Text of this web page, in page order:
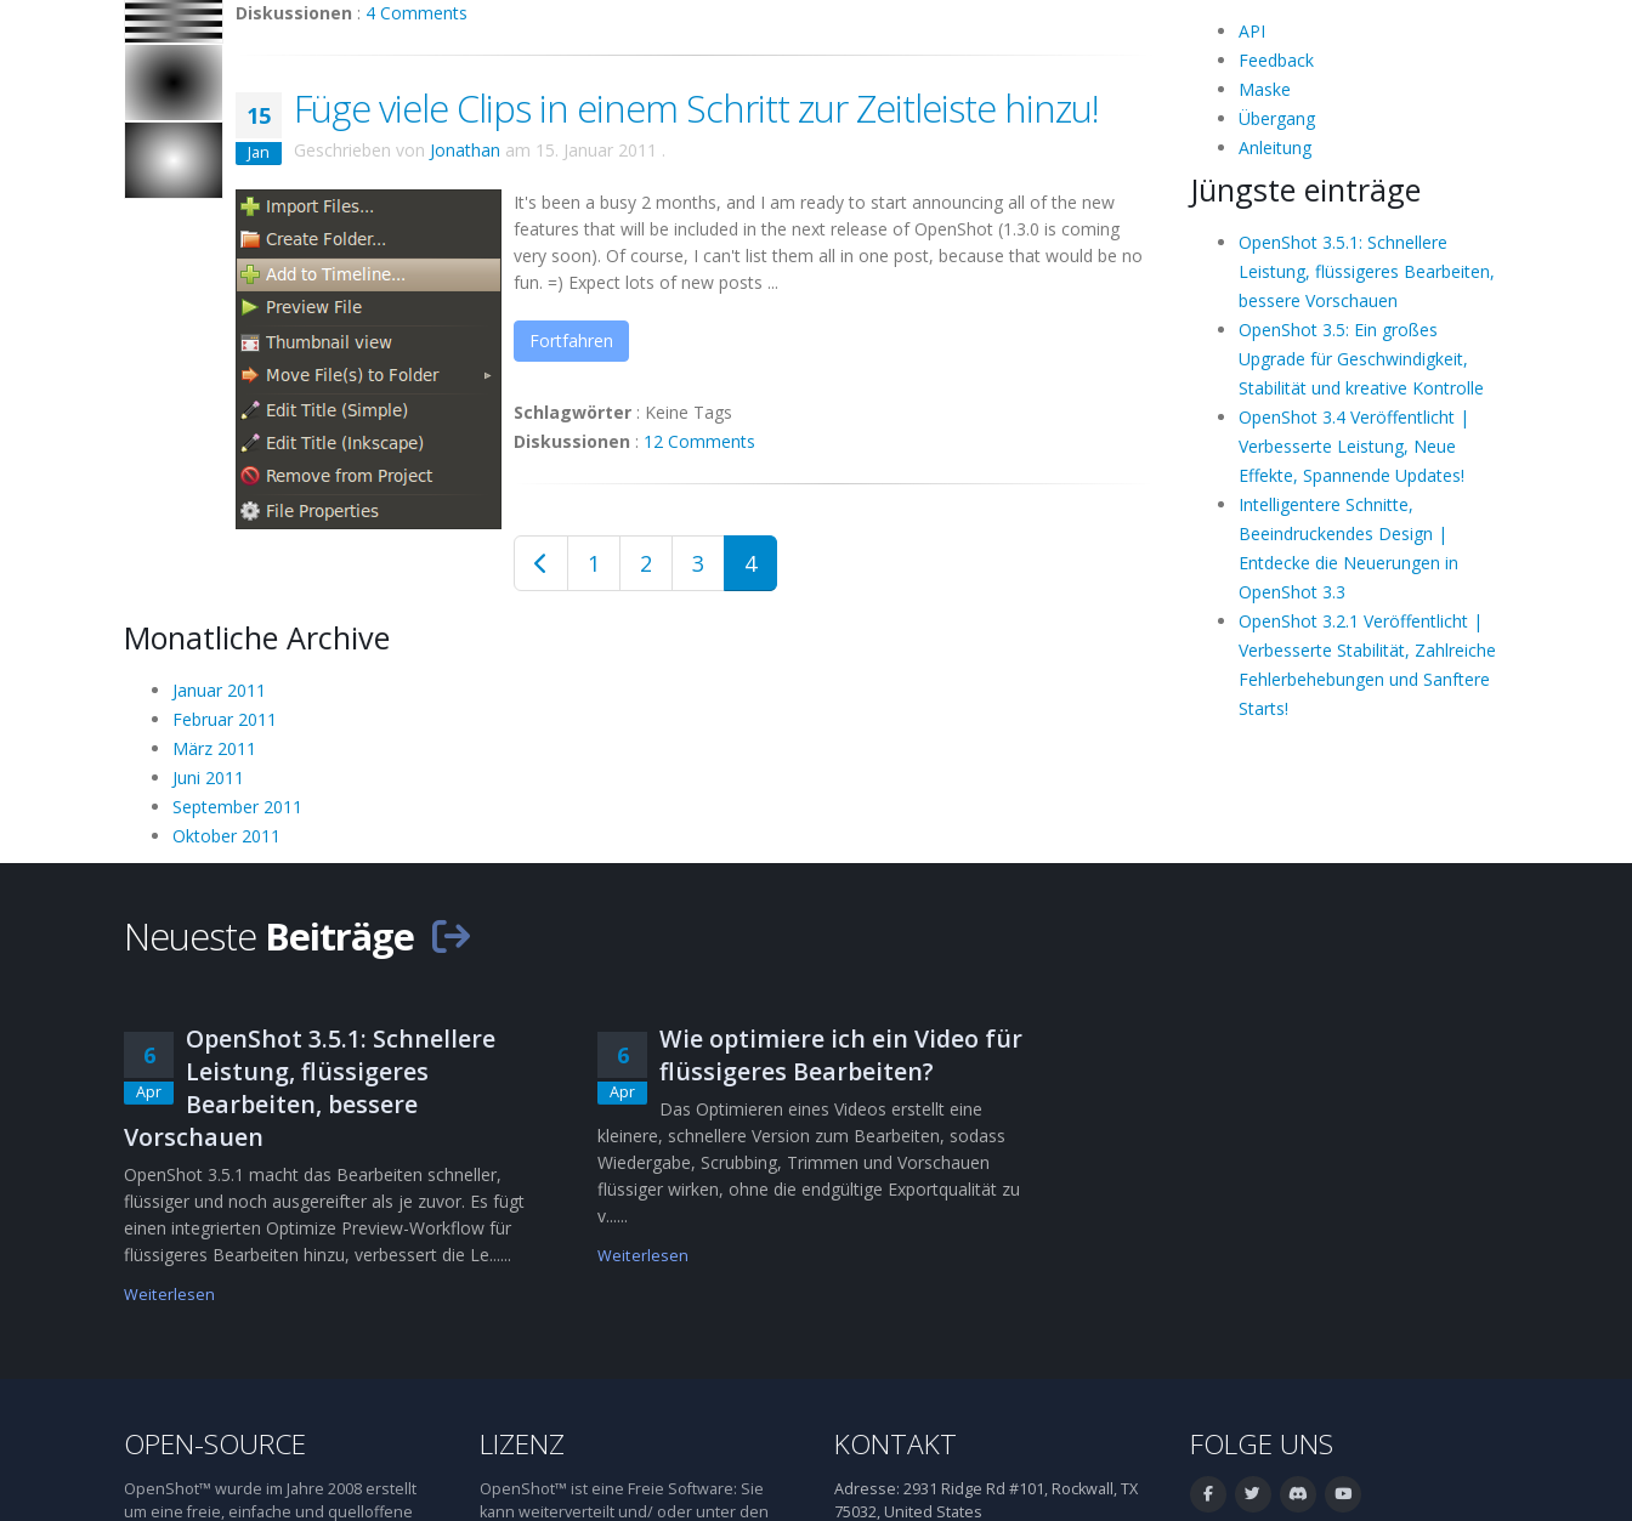
Diskussionen : 4 Comments
15
Jan
Füge viele Clips in einem Schritt zur Zeitleiste hinzu!
Geschrieben von Jonathan am 15. Januar 2011 .
It's been a busy 2 months, and I am ready to start announcing all of the new
features that will be included in the next release of OpenShot (1.3.0 is coming
very soon). Of course, I can't list them all in one post, because that would be no
fun. =) Expect lots of new posts ...
Fortfahren
Schlagwörter : Keine Tags
Diskussionen : 12 Comments
1 2 3 4
Monatliche Archive
Januar 2011
Februar 2011
März 2011
Juni 2011
September 2011
Oktober 2011
API
Feedback
Maske
Übergang
Anleitung
Jüngste einträge
OpenShot 3.5.1: Schnellere
Leistung, flüssigeres Bearbeiten,
bessere Vorschauen
OpenShot 3.5: Ein großes
Upgrade für Geschwindigkeit,
Stabilität und kreative Kontrolle
OpenShot 3.4 Veröffentlicht |
Verbesserte Leistung, Neue
Effekte, Spannende Updates!
Intelligentere Schnitte,
Beeindruckendes Design |
Entdecke die Neuerungen in
OpenShot 3.3
OpenShot 3.2.1 Veröffentlicht |
Verbesserte Stabilität, Zahlreiche
Fehlerbehebungen und Sanftere
Starts!
Neueste Beiträge
6
Apr
OpenShot 3.5.1: Schnellere
Leistung, flüssigeres
Bearbeiten, bessere
Vorschauen
OpenShot 3.5.1 macht das Bearbeiten schneller,
flüssiger und noch ausgereifter als je zuvor. Es fügt
einen integrierten Optimize Preview-Workflow für
flüssigeres Bearbeiten hinzu, verbessert die Le......
Weiterlesen
6
Apr
Wie optimiere ich ein Video für
flüssigeres Bearbeiten?
Das Optimieren eines Videos erstellt eine
kleinere, schnellere Version zum Bearbeiten, sodass
Wiedergabe, Scrubbing, Trimmen und Vorschauen
flüssiger wirken, ohne die endgültige Exportqualität zu
v......
Weiterlesen
OPEN-SOURCE
OpenShot™ wurde im Jahre 2008 erstellt
um eine freie, einfache und quelloffene
LIZENZ
OpenShot™ ist eine Freie Software: Sie
kann weiterverteilt und/ oder unter den
KONTAKT
Adresse: 2931 Ridge Rd #101, Rockwall, TX
75032, United States
FOLGE UNS